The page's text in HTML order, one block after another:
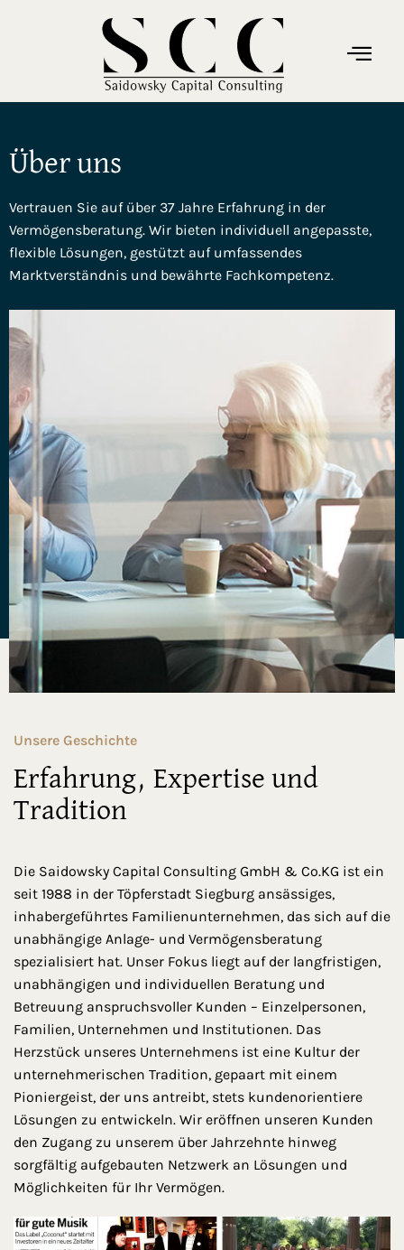
Über uns
Vertrauen Sie auf über 37 Jahre Erfahrung in der
Vermögensberatung. Wir bieten individuell angepasste,
flexible Lösungen, gestützt auf umfassendes
Marktverständnis und bewährte Fachkompetenz.
Unsere Geschichte
Erfahrung, Expertise und
Tradition
Die Saidowsky Capital Consulting GmbH & Co.KG ist ein
seit 1988 in der Töpferstadt Siegburg ansässiges,
inhabergeführtes Familienunternehmen, das sich auf die
unabhängige Anlage- und Vermögensberatung
spezialisiert hat. Unser Fokus liegt auf der langfristigen,
unabhängigen und individuellen Beratung und
Betreuung anspruchsvoller Kunden – Einzelpersonen,
Familien, Unternehmen und Institutionen. Das
Herzstück unseres Unternehmens ist eine Kultur der
unternehmerischen Tradition, gepaart mit einem
Pioniergeist, der uns antreibt, stets kundenorientiere
Lösungen zu entwickeln. Wir eröffnen unseren Kunden
den Zugang zu unserem über Jahrzehnte hinweg
sorgfältig aufgebauten Netzwerk an Lösungen und
Möglichkeiten für Ihr Vermögen.